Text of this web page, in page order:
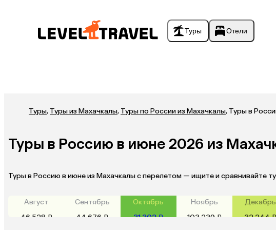
Туры Отели
Туры, Туры из Махачкалы, Туры по России из Махачкалы, Туры в
Туры в Россию в июне 2026 из
Туры в Россию в июне из Махачкалы с перелетом — ищите и сравнивайте
Август
46 528 ₽
Сентябрь
44 676 ₽
Октябрь
31 302 ₽
Ноябрь
103 239 ₽
Декабрь
32 244